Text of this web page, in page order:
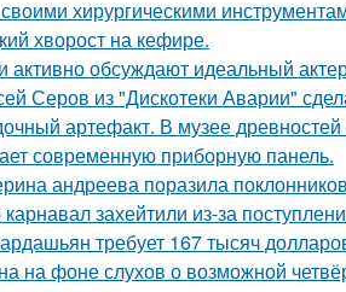
хирургическими
хворост на кефире.
активно обсуждают идеальный
Серов из "Дискотеки Аварии"
артефакт. В музее
современную приборную панель.
андреева поразила
захейтили из-за
требует 167 тысяч
на фоне слухов о возможной